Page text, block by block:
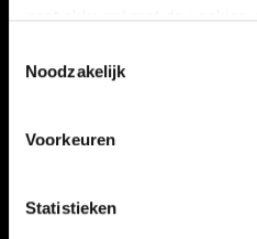
Noodzakelijk
Voorkeuren
Statistieken
VERHALEN
KALENDER
THEMA’S